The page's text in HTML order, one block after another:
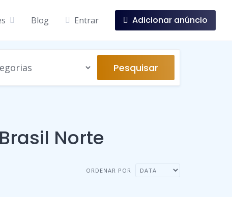
Blog Entrar Adicionar anúncio
Pesquisar
Norte
ORDENAR POR